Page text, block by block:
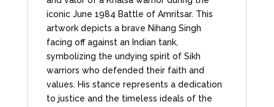
iconic June 1984 Battle of Amritsar. This
artwork depicts a brave Nihang Singh
facing off against an Indian tank,
symbolizing the undying spirit of Sikh
warriors who defended their faith and
values. His stance represents a dedication
to justice and the timeless ideals of the